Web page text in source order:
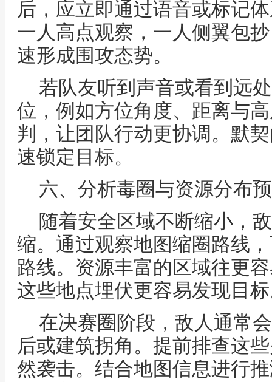
后，应立即通过语音或标记
一人高点观察，一人侧翼包
速形成围攻态势。
若队友听到声音或看到远
位，例如方位角度、距离与
判，让团队行动更协调。默
速锁定目标。
六、分析毒圈与资源分布
随着安全区域不断缩小，
缩。通过观察地图缩圈路线
路线。资源丰富的区域往更
这些地点埋伏更容易发现目
在决赛圈阶段，敌人通常
后或建筑拐角。提前排查这
然袭击。结合地图信息进行